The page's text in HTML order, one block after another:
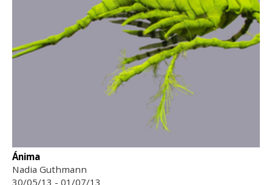
Ánima
Nadia Guthmann
30/05/13 - 01/07/13